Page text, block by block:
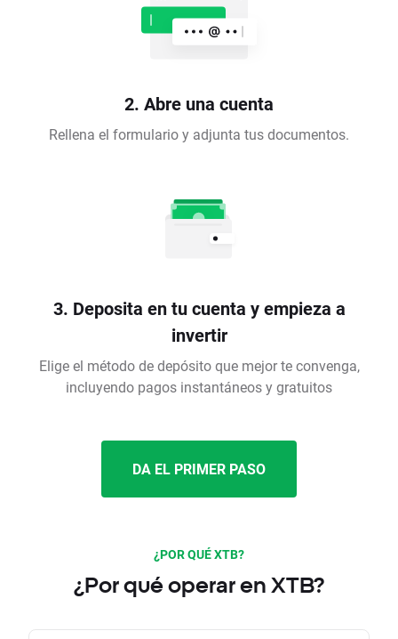
2. Abre una cuenta
Rellena el formulario y adjunta tus documentos.
3. Deposita en tu cuenta y empieza a
invertir
Elige el método de depósito que mejor te convenga,
incluyendo pagos instantáneos y gratuitos
DA EL PRIMER PASO
¿POR QUÉ XTB?
¿Por qué operar en XTB?